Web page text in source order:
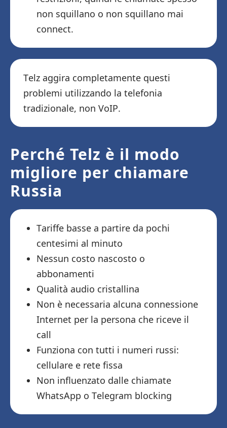
non squillano o non squillano mai
connect.
Telz aggira completamente questi
problemi utilizzando la telefonia
tradizionale, non VoIP.
Perché Telz è il modo
migliore per chiamare
Russia
Tariffe basse a partire da pochi
centesimi al minuto
Nessun costo nascosto o
abbonamenti
Qualità audio cristallina
Non è necessaria alcuna connessione
Internet per la persona che riceve il
call
Funziona con tutti i numeri russi:
cellulare e rete fissa
Non influenzato dalle chiamate
WhatsApp o Telegram blocking